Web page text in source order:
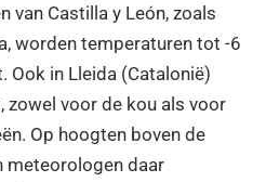
van Castilla y León, zoals
worden temperaturen tot -6
Ook in Lleida (Catalonië)
zowel voor de kou als voor
Op hoogten boven de
meteorologen daar